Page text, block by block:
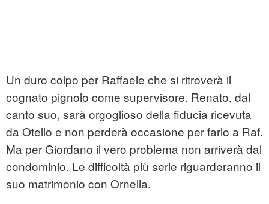
Un duro colpo per Raffaele che si ritroverà il
cognato pignolo come supervisore. Renato, dal
canto suo, sarà orgoglioso della fiducia ricevuta
da Otello e non perderà occasione per farlo a Raf.
Ma per Giordano il vero problema non arriverà dal
condominio. Le difficoltà più serie riguarderanno il
suo matrimonio con Ornella.